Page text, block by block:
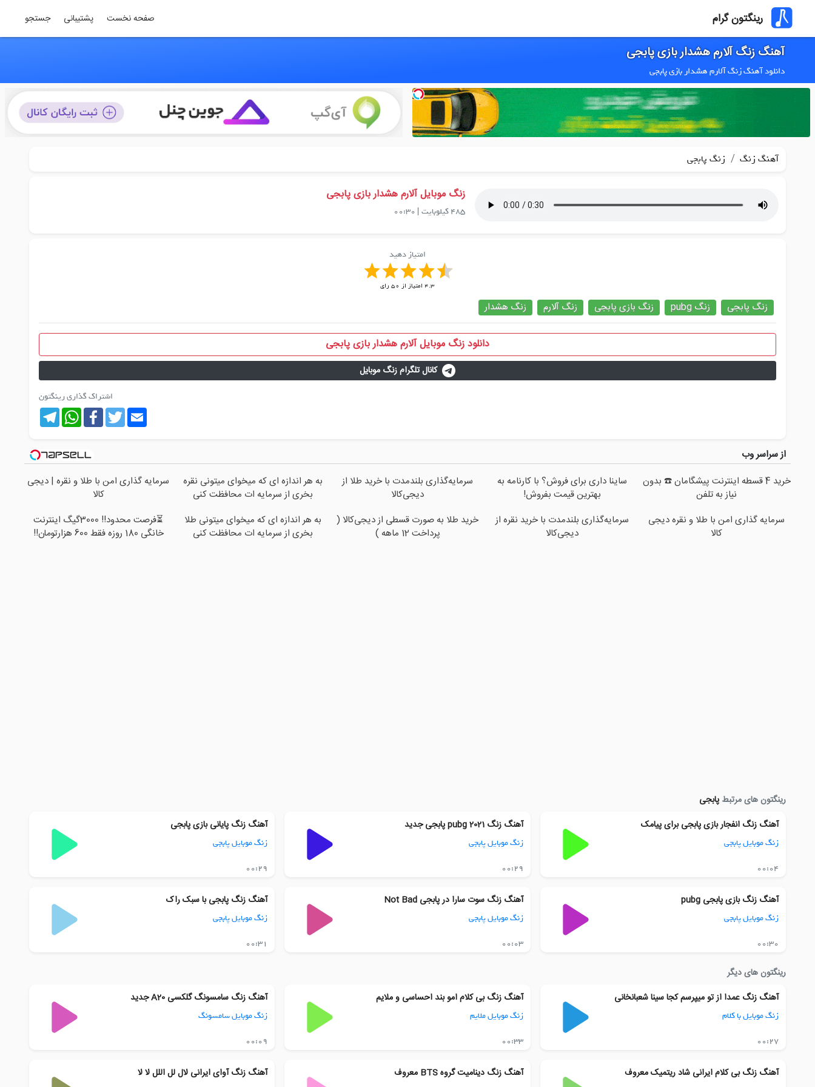
رینگتون گرام صفحه نخست پشتیبانی جستجو
آهنگ زنگ آلارم هشدار بازی پابجی
دانلود آهنگ زنگ آلارم هشدار بازی پابجی
آهنگ زنگ / زنگ پابجی
زنگ موبایل آلارم هشدار بازی پابجی
485 کیلوبایت |
00:30
امتیاز دهید
4.3 امتیاز از 50رای
زنگ پابجی زنگ pubg زنگ بازی پابجی زنگ آلارم زنگ هشدار
دانلود زنگ موبایل آلارم هشدار بازی پابجی
کانال تلگرام زنگ موبایل
اشتراک گذاری رینگتون
Telegram
WhatsAppFacebookTwitterEmail
از سراسر وب
خرید 4 قسطه اینترنت پیشگامان ☎️ بدون
نیاز به تلفن
ساینا داری برای فروش؟ با کارنامه به
بهترین قیمت بفروش!
سرمایه‌گذاری بلندمدت با خرید طلا از
دیجی‌کالا
به هر اندازه ای که میخوای میتونی نقره
بخری از سرمایه ات محافظت کنی
سرمایه گذاری امن با طلا و نقره | دیجی
کالا
سرمایه گذاری امن با طلا و نقره دیجی
کالا
سرمایه‌گذاری بلندمدت با خرید نقره از
دیجی‌کالا
خرید طلا به صورت قسطی از دیجی‌کالا (
پرداخت 12 ماهه )
به هر اندازه ای که میخوای میتونی طلا
بخری از سرمایه ات محافظت کنی
⏳فرصت محدود!! 3000گیگ اینترنت
خانگی 180 روزه فقط 600 هزارتومان!!
رینگتون های مرتبط پابجی
آهنگ زنگ انفجار بازی پابجی برای پیامک
زنگ موبایل پابجی
00:04
آهنگ زنگ pubg 2021 پابجی جدید
زنگ موبایل پابجی
00:29
آهنگ زنگ پایانی بازی پابجی
زنگ موبایل پابجی
00:29
آهنگ زنگ بازی پابجی pubg
زنگ موبایل پابجی
00:30
آهنگ زنگ سوت سارا در پابجی Not Bad
زنگ موبایل پابجی
00:03
آهنگ زنگ پابجی با سبک راک
زنگ موبایل پابجی
00:31
رینگتون های دیگر
آهنگ زنگ عمدا از تو میپرسم کجا سینا شعبانخانی
زنگ موبایل با کلام
00:27
آهنگ زنگ بی کلام امو بند احساسی و ملایم
زنگ موبایل ملایم
00:33
آهنگ زنگ سامسونگ گلکسی A20 جدید
زنگ موبایل سامسونگ
00:09
آهنگ زنگ بی کلام ایرانی شاد ریتمیک معروف آهنگ زنگ دینامیت گروه BTS معروف آهنگ زنگ آوای ایرانی لال لل اللل لا لا